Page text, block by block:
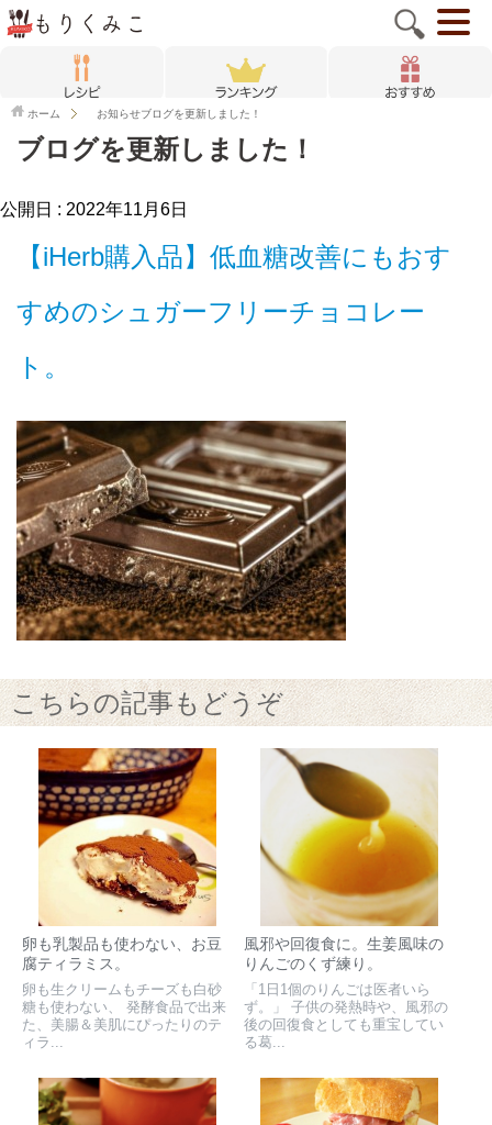
ホーム お知らせブログを更新しました！
ブログを更新しました！
公開日 : 2022年11月6日
【iHerb購入品】低血糖改善にもおす
すめのシュガーフリーチョコレー
ト。
こちらの記事もどうぞ
卵も乳製品も使わない、お豆
腐ティラミス。
卵も生クリームもチーズも白砂
糖も使わない、 発酵食品で出来
た、美腸＆美肌にぴったりのテ
ィラ...
風邪や回復食に。生姜風味の
りんごのくず練り。
「1日1個のりんごは医者いら
ず。」 子供の発熱時や、風邪の
後の回復食としても重宝してい
る葛...